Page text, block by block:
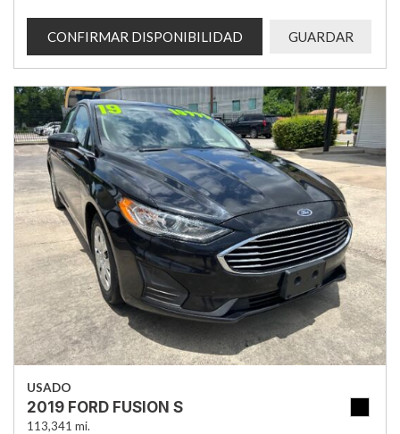
CONFIRMAR DISPONIBILIDAD GUARDAR
USADO
2019 FORD FUSION S
113,341 mi.